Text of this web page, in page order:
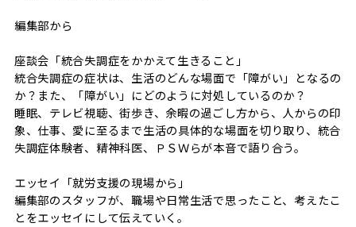
編集部から
座談会「統合失調症をかかえて生きること」
統合失調症の症状は、生活のどんな場面で「障がい」となるの
か？また、「障がい」にどのように対処しているのか？
睡眠、テレビ視聴、街歩き、余暇の過ごし方から、人からの印
象、仕事、愛に至るまで生活の具体的な場面を切り取り、統合
失調症体験者、精神科医、ＰＳＷらが本音で語り合う。
エッセイ「就労支援の現場から」
編集部のスタッフが、職場や日常生活で思ったこと、考えたこ
とをエッセイにして伝えていく。